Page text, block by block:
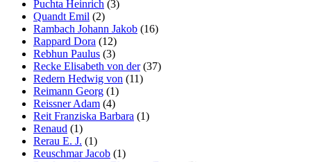
Puchta Heinrich (3)
Quandt Emil (2)
Rambach Johann Jakob (16)
Rappard Dora (12)
Rebhun Paulus (3)
Recke Elisabeth von der(37)
Redern Hedwig von (11)
Reimann Georg (1)
Reissner Adam (4)
Reit Franziska Barbara (1)
Renaud (1)
Rerau E. J. (1)
Reuschmar Jacob (1)